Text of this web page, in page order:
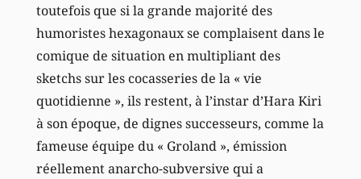
toutefois que si la grande majorité des
humoristes hexagonaux se complaisent dans le
comique de situation en multipliant des
sketchs sur les cocasseries de la « vie
quotidienne », ils restent, à l’instar d’Hara Kiri
à son époque, de dignes successeurs, comme la
fameuse équipe du « Groland », émission
réellement anarcho-subversive qui a